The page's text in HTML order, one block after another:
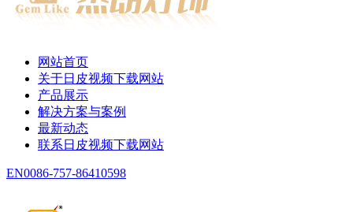
网站首页
关于日皮视频下载网站
产品展示
解决方案与案例
最新动态
联系日皮视频下载网站
EN0086-757-86410598